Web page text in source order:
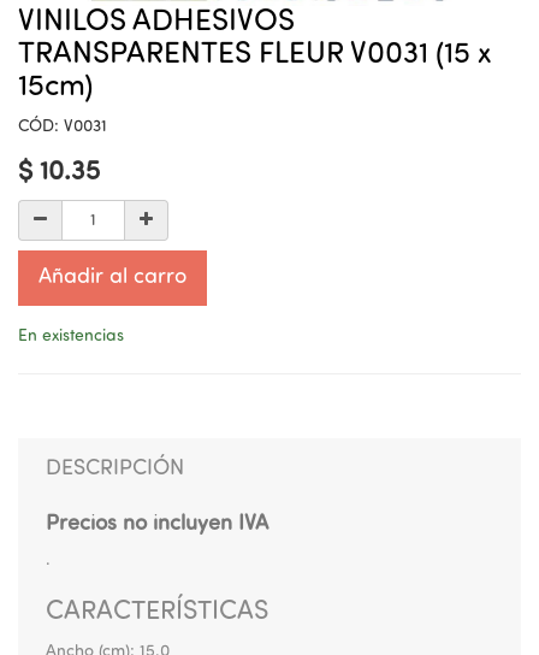
VINILOS ADHESIVOS
TRANSPARENTES FLEUR V0031 (15 x
15cm)
CÓD: V0031
$ 10.35
Añadir al carro
En existencias
DESCRIPCIÓN
Precios no incluyen IVA
.
CARACTERÍSTICAS